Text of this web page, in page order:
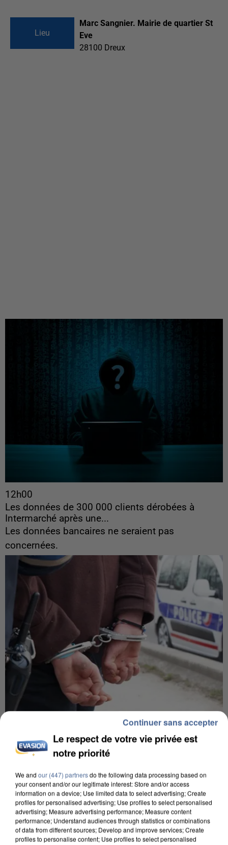
Lieu
Marc Sangnier. Mairie de quartier St
Eve
28100 Dreux
12h00
Les données de 300 000 clients dérobées à
Intermarché après une...
Les données bancaires ne seraient pas
concernées.
Un second cadre de la DZ Mafia interpellé en
Algérie
quelques jours plus tôt.
Le respect de votre vie privée est
notre priorité
We and our (447) partnersdo the following data processing based on
your consent and/or our legitimate interest: Store and/or access
information on a device; Use limited data to select advertising; Create
profiles for personalised advertising; Use profiles to select personalised
advertising; Measure advertising performance; Measure content
performance; Understand audiences through statistics or combinations
of data from different sources; Develop and improve services; Create
profiles to personalise content; Use profiles to select personalised
Continuer sans accepter